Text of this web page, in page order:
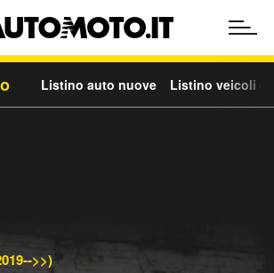
Listino auto nuove Listino veicoli
>>)